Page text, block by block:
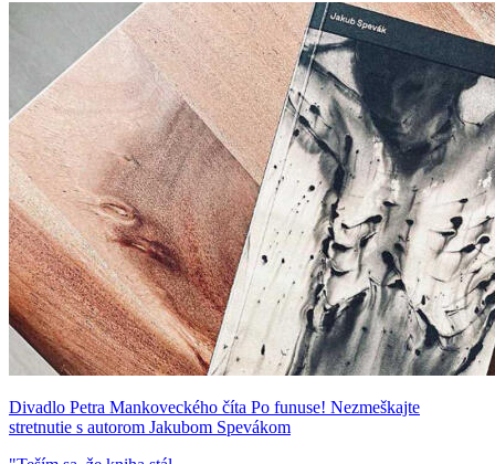
Divadlo Petra Mankoveckého číta Po funuse! Nezmeškajte
stretnutie s autorom Jakubom Spevákom